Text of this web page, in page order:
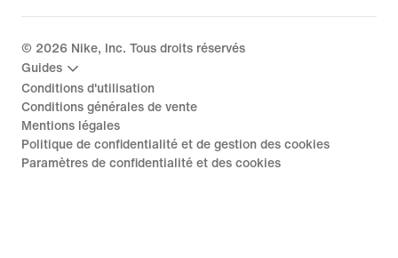
© 2026 Nike, Inc. Tous droits réservés
Guides
Conditions d'utilisation
Conditions générales de vente
Mentions légales
Politique de confidentialité et de gestion des cookies
Paramètres de confidentialité et des cookies